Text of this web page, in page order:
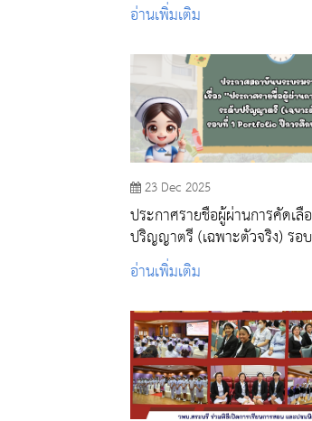
อ่านเพิ่มเติม
23 Dec 2025
ประกาศรายชื่อผู้ผ่านการคัดเลื
ปริญญาตรี (เฉพาะตัวจริง) รอ
Portfolio ปีการศึกษา 2569
อ่านเพิ่มเติม